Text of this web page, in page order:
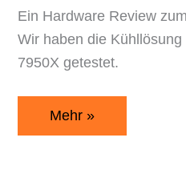
Ein Hardware Review
Wir haben die
7950X getestet.
Mehr »